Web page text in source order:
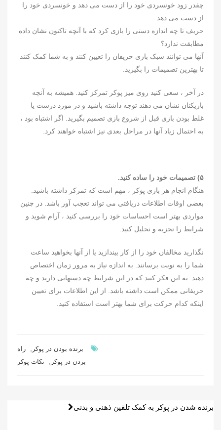
چقدر زود خونسردی خود را از دست می دهد و خونسردی خود را
از دست می دهد.
حریف تا چه اندازه دستی را بازی کرد که با آنچه تاکنون نشان داده
مطابقت ندارد؟
آنها می توانند سبک بازی حریفان را تعیین کنند و به شما کمک کنند
تا بهترین تصمیمات را بگیرید.
در آخر ، سعی کنید روی میز پوکر تمرکز کنید. همیشه به آنچه
بازیکنان نشان می دهند توجه داشته باشید و در مورد درست یا
غلط بودن بازی قبل از شروع بازی تصمیم بگیرید. اگر اشتباه بود ،
به احتمال زیاد آنها در مراحل بعدی نیز اشتباه خواهند کرد.
۵) تصمیمات خود را ساده کنید.
هنگام انجام هر بازی پوکر ، مهم است که تمرکز داشته باشید.
بعضی اوقات اطلاعات دریافتی می تواند تعجب آور باشد. در چنین
مواردی بهتر است احساسات خود را بررسی کنید ، آرام شوید و
شرایط را تجزیه و تحلیل کنید.
نگذارید مخالفان خود را از کار بیندازید یا از آنها بخواهید ساعت
شما را به نوبت برسانند. به اندازه نیاز به مرور زمان اختصاص
دهید. به این فکر کنید که در این شرایط چه دستهایی دارید و چه
حریفانی ممکن است داشته باشد. از این اطلاعات برای تعیین
اینکه کدام حرکت برای شما بهتر است استفاده کنید.
برنده بودن در پوکر
راه
بردن در پوکر
نکات پوکر
راهبری
برنده شدن در پوکر به کمک تلقین ذهنی و بدنی